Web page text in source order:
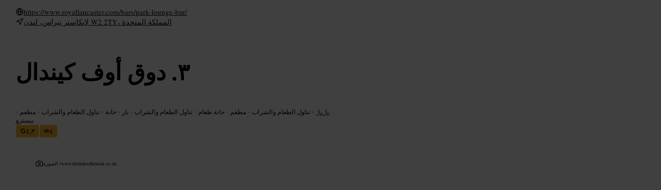
https://www.royallancaster.com/bars/park-lounge-bar/
لانكاستر تيراس، لندن W2 2TY، المملكة المتحدة
دوق أوف كيندال
﷼﷼ • تناول الطعام والشراب • مطعم • حانة طعام • تناول الطعام والشراب • بار • حانة • تناول الطعام والشراب • مطعم •
بيسترو
٤٫٣
٤
الصورة /www.thedukeofkendal.co.uk